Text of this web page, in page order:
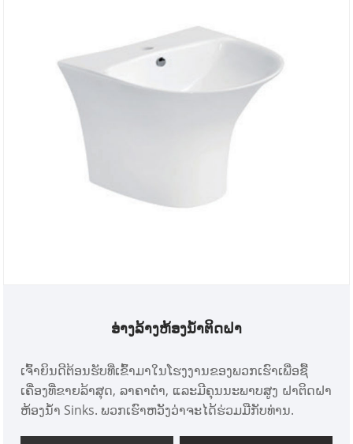
ອ່າງລ້າງຫ້ອງນ້ຳຕິດຝາ
ເຈົ້າຍິນດີຕ້ອນຮັບທີ່ເຂົ້າມາໃນໂຮງງານຂອງພວກເຮົາເພື່ອຊື້
ເຄື່ອງທີ່ຂາຍລ້າສຸດ, ລາຄາຕໍ່າ, ແລະມີຄຸນນະພາບສູງ ຝາຕິດຝາ
ຫ້ອງນ້ໍາ Sinks. ພວກເຮົາຫວັງວ່າຈະໄດ້ຮ່ວມມືກັບທ່ານ.